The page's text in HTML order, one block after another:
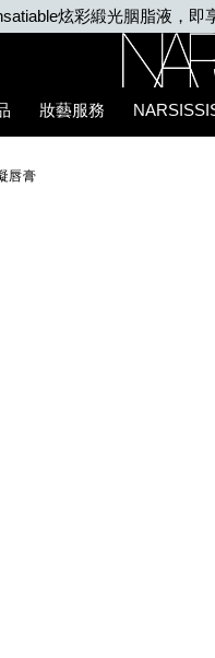
炫彩緞光胭脂液，
妝藝服務
唇膏